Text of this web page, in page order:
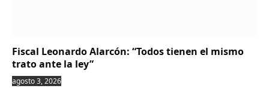
Fiscal Leonardo Alarcón: “Todos tienen el mismo
trato ante la ley”
agosto 3, 2026